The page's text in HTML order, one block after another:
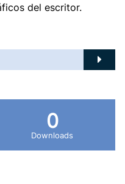
del escritor.
0
Downloads